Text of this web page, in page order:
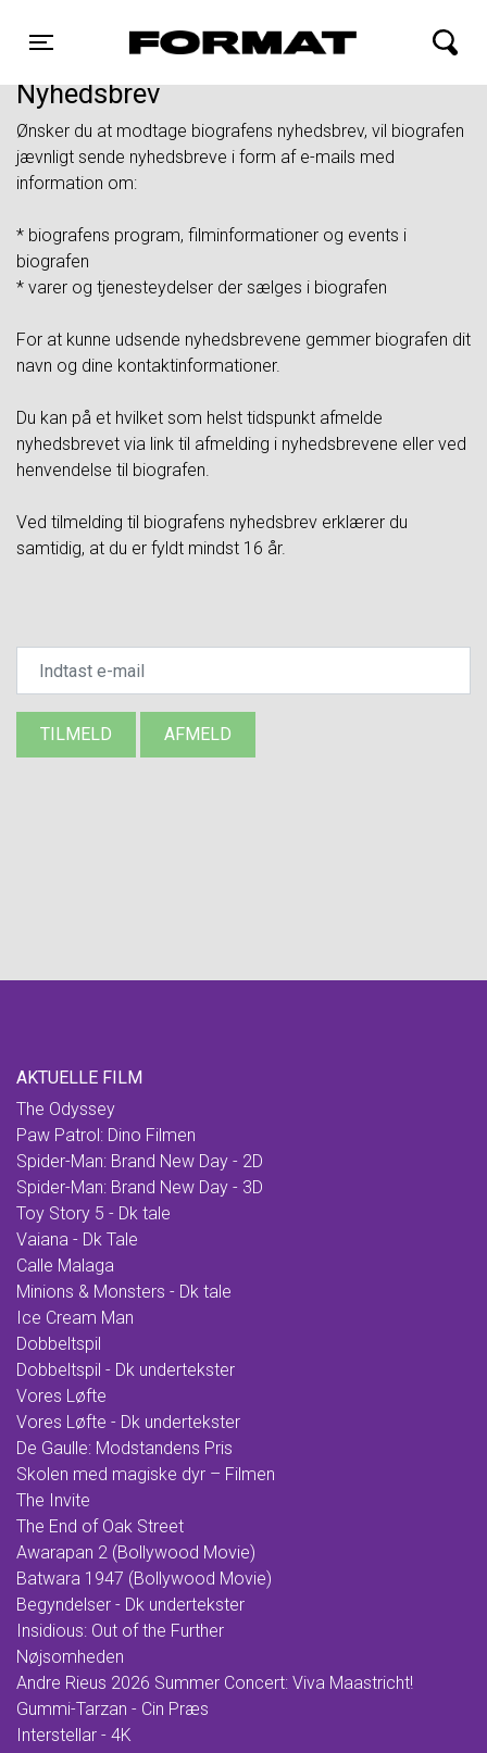
Toggle navigation
FORMAT Biograf
Nyhedsbrev
Ønsker du at modtage biografens nyhedsbrev, vil biografen
jævnligt sende nyhedsbreve i form af e-mails med
information om:
* biografens program, filminformationer og events i
biografen
* varer og tjenesteydelser der sælges i biografen
For at kunne udsende nyhedsbrevene gemmer biografen dit
navn og dine kontaktinformationer.
Du kan på et hvilket som helst tidspunkt afmelde
nyhedsbrevet via link til afmelding i nyhedsbrevene eller ved
henvendelse til biografen.
Ved tilmelding til biografens nyhedsbrev erklærer du
samtidig, at du er fyldt mindst 16 år.
TILMELD AFMELD
AKTUELLE FILM
The Odyssey
Paw Patrol: Dino Filmen
Spider-Man: Brand New Day - 2D
Spider-Man: Brand New Day - 3D
Toy Story 5 - Dk tale
Vaiana - Dk Tale
Calle Malaga
Minions & Monsters - Dk tale
Ice Cream Man
Dobbeltspil
Dobbeltspil - Dk undertekster
Vores Løfte
Vores Løfte - Dk undertekster
De Gaulle: Modstandens Pris
Skolen med magiske dyr – Filmen
The Invite
The End of Oak Street
Awarapan 2 (Bollywood Movie)
Batwara 1947 (Bollywood Movie)
Begyndelser - Dk undertekster
Insidious: Out of the Further
Nøjsomheden
Andre Rieus 2026 Summer Concert: Viva Maastricht!
Gummi-Tarzan - Cin Præs
Interstellar - 4K